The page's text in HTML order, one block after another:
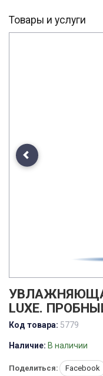
Товары и услуги
Previous
LUXE.
Код товара: 5779
Наличие: В наличии
Поделиться: Facebook